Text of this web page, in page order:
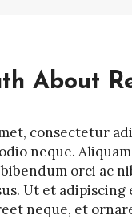
About
consectetur
neque.
orci ac
Ut et
neque, et